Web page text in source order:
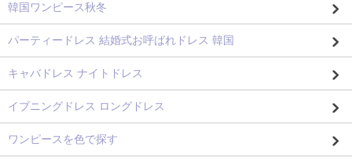
韓国ワンピース秋冬
パーティードレス 結婚式お呼ばれドレス 韓国
キャバドレス ナイトドレス
イブニングドレス ロングドレス
ワンピースを色で探す